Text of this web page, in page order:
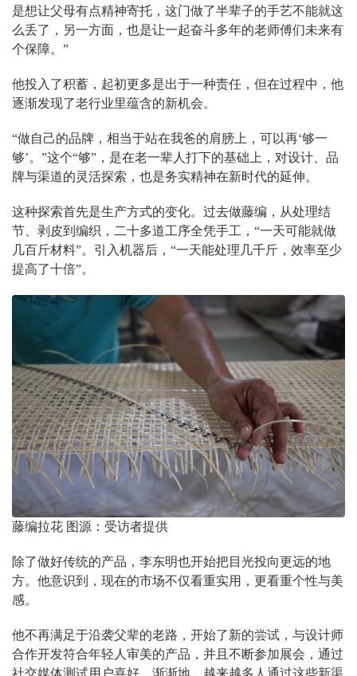
是想让父母有点精神寄托，这门做了半辈子的手艺不能就这
么丢了，另一方面，也是让一起奋斗多年的老师傅们未来有
个保障。”
他投入了积蓄，起初更多是出于一种责任，但在过程中，他
逐渐发现了老行业里蕴含的新机会。
“做自己的品牌，相当于站在我爸的肩膀上，可以再‘够一
够’。”这个“够”，是在老一辈人打下的基础上，对设计、品
牌与渠道的灵活探索，也是务实精神在新时代的延伸。
这种探索首先是生产方式的变化。过去做藤编，从处理结
节、剥皮到编织，二十多道工序全凭手工，“一天可能就做
几百斤材料”。引入机器后，“一天能处理几千斤，效率至少
提高了十倍”。
藤编拉花 图源：受访者提供
除了做好传统的产品，李东明也开始把目光投向更远的地
方。他意识到，现在的市场不仅看重实用，更看重个性与美
感。
他不再满足于沿袭父辈的老路，开始了新的尝试，与设计师
合作开发符合年轻人审美的产品，并且不断参加展会，通过